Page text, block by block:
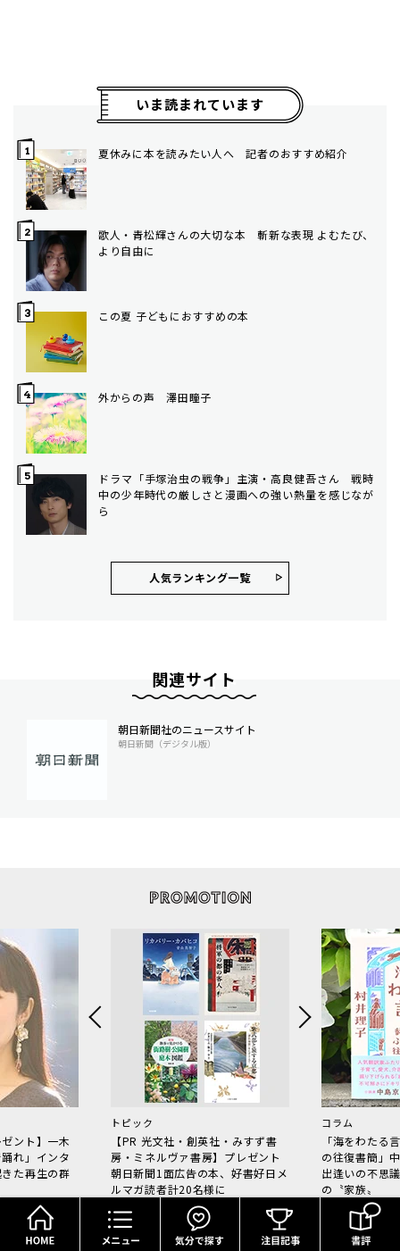
いま読まれています
夏休みに本を読みたい人へ 記者のおすすめ紹介
歌人・青松輝さんの大切な本 斬新な表現 よむたび、
より自由に
この夏 子どもにおすすめの本
外からの声 澤田瞳子
ドラマ「手塚治虫の戦争」主演・高良健吾さん 戦時
中の少年時代の厳しさと漫画への強い熱量を感じなが
ら
人気ランキング⼀覧
関連サイト
朝日新聞社のニュースサイト
朝日新聞（デジタル版）
ント】一木
れ」インタ
た再生の群
トピック
【PR 光文社・創英社・みすず書
房・ミネルヴァ書房】プレゼント
朝日新聞1面広告の本、好書好日メ
ルマガ読者計20名様に
コラム
「海をわた
の往復書簡」
出逢いの不思
の〝家族〟
PR by 集英社